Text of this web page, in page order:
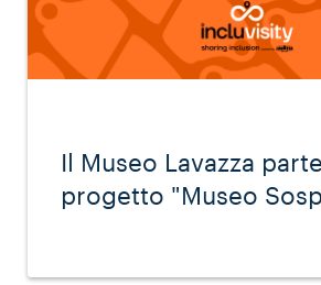
Il Museo Lavazza
progetto "Museo